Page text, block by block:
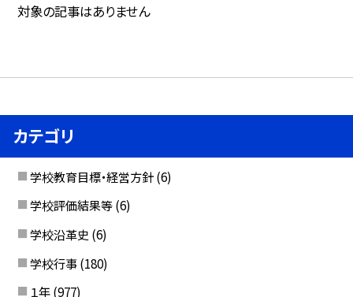
対象の記事はありません
カテゴリ
学校教育目標・経営方針 (6)
学校評価結果等 (6)
学校沿革史 (6)
学校行事 (180)
１年 (977)